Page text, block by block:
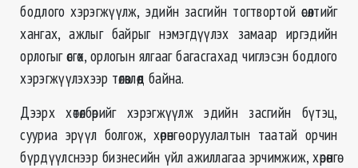
бодлого хэрэгжүүлж, эдийн засгийн тогтвортой өсөлтийг
хангах, ажлыг байрыг нэмэгдүүлэх замаар иргэдийн
орлогыг өсгөх, орлогын ялгааг багасгахад чиглэсэн бодлого
хэрэгжүүлэхээр төлөвлөөд байна.
Дээрх хөтөлбөрийг хэрэгжүүлж эдийн засгийн бүтэц,
сууриа эрүүл болгож, хөрөнгө оруулалтын таатай орчин
бүрдүүлснээр бизнесийн үйл ажиллагаа эрчимжиж, хөрөнгө